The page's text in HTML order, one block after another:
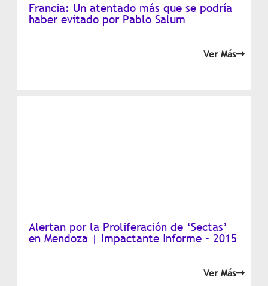
Francia: Un atentado más que se podría
haber evitado por Pablo Salum
Ver Más
Alertan por la Proliferación de ‘Sectas’
en Mendoza | Impactante Informe – 2015
Ver Más